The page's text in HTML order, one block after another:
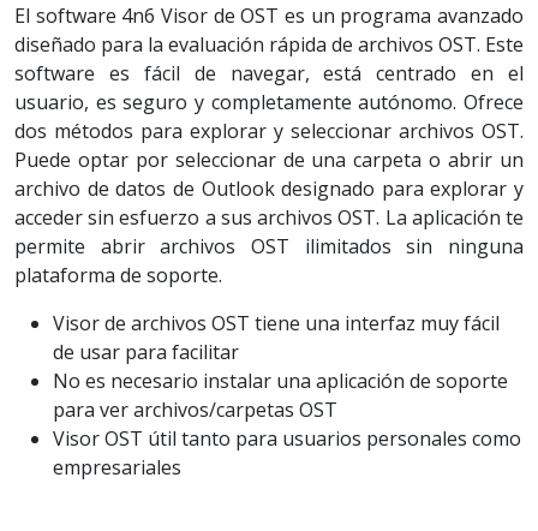
El software 4n6 Visor de OST es un programa avanzado
diseñado para la evaluación rápida de archivos OST. Este
software es fácil de navegar, está centrado en el
usuario, es seguro y completamente autónomo. Ofrece
dos métodos para explorar y seleccionar archivos OST.
Puede optar por seleccionar de una carpeta o abrir un
archivo de datos de Outlook designado para explorar y
acceder sin esfuerzo a sus archivos OST. La aplicación te
permite abrir archivos OST ilimitados sin ninguna
plataforma de soporte.
Visor de archivos OST tiene una interfaz muy fácil
de usar para facilitar
No es necesario instalar una aplicación de soporte
para ver archivos/carpetas OST
Visor OST útil tanto para usuarios personales como
empresariales